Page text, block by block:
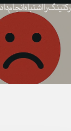
را اشتباه انجام